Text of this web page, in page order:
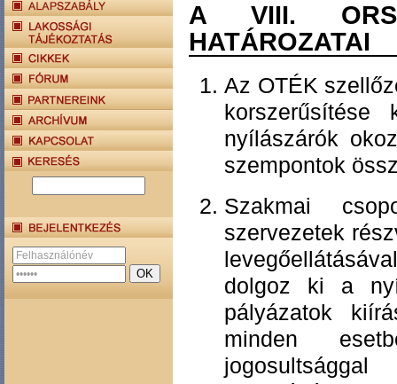
A VIII.
HATÁROZATAI
Az OTÉK
korszerűsítése
nyílászárók
szempontok
Szakmai
szervezetek
dolgoz ki a
pályázatok
minden